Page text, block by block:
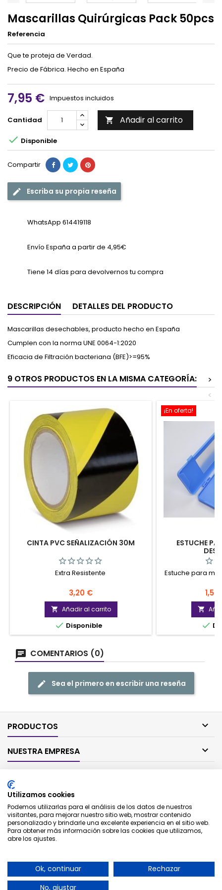
Mascarillas Quirúrgicas Pack 50pcs
Referencia
Que te proteja de Verdad.
Precio de Fábrica. Hecho en España
7,95 € Impuestos incluidos
Cantidad  Añadir al carrito
 Disponible
Compartir
Escriba su propia reseña
WhatsApp 614419118
Envío España a partir de 4,95€
Tiene 14 días para devolvernos tu compra
DESCRIPCIÓN DETALLES DEL PRODUCTO
Mascarillas desechables, producto hecho en España
Cumplen con la norma UNE 0064-1:2020
Eficacia de Filtración bacteriana (BFE)>=95%
9 OTROS PRODUCTOS EN LA MISMA CATEGORÍA:
>
<
CINTA PVC SEÑALIZACIÓN 30M
Extra Resistente
Precio
3,20 €
 Añadir al carrito
 Disponible
¡En oferta!
ESTUCHE
Estuche para


COMENTARIOS (0)
Sea el primero en escribir una reseña
PRODUCTOS 
NUESTRA EMPRESA 
CONTACTO
BOLETÍN
Utilizamos cookies
Podemos utilizarlas para el análisis de los datos de nuestros
visitantes, para mejorar nuestro sitio web, mostrar contenido
personalizado y brindarle una excelente experiencia en el sitio web.
Para obtener más información sobre las cookies que utilizamos,
abre los ajustes.
Ok, continuar
Rechazar
No, ajustar